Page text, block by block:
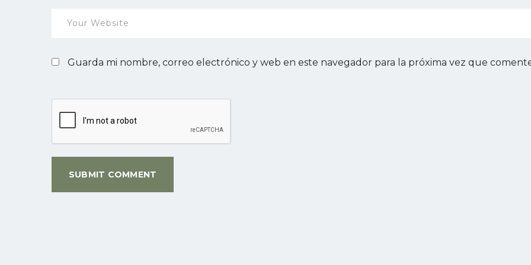
Guarda mi nombre, correo electrónico y web en este navegador para la próxima vez que